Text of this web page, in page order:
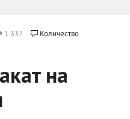
1 337
Количество
на